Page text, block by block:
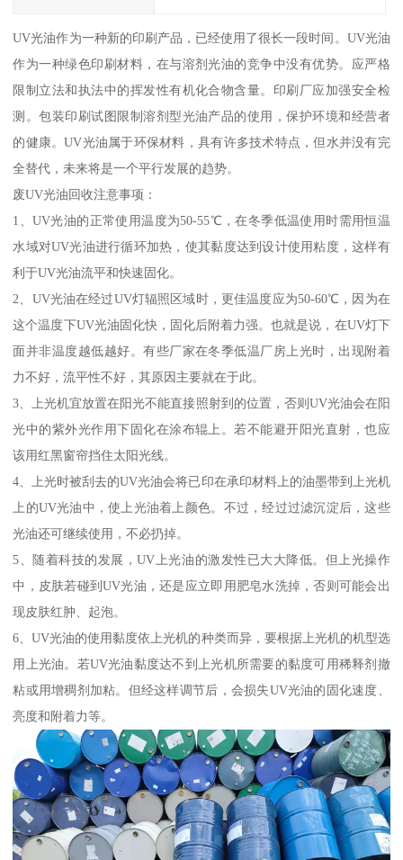
UV光油作为一种新的印刷产品，已经使用了很长一段时间。UV光油
作为一种绿色印刷材料，在与溶剂光油的竞争中没有优势。应严格
限制立法和执法中的挥发性有机化合物含量。印刷厂应加强安全检
测。包装印刷试图限制溶剂型光油产品的使用，保护环境和经营者
的健康。UV光油属于环保材料，具有许多技术特点，但水并没有完
全替代，未来将是一个平行发展的趋势。
废UV光油回收注意事项：
1、UV光油的正常使用温度为50-55℃，在冬季低温使用时需用恒温
水域对UV光油进行循环加热，使其黏度达到设计使用粘度，这样有
利于UV光油流平和快速固化。
2、UV光油在经过UV灯辐照区域时，更佳温度应为50-60℃，因为在
这个温度下UV光油固化快，固化后附着力强。也就是说，在UV灯下
面并非温度越低越好。有些厂家在冬季低温厂房上光时，出现附着
力不好，流平性不好，其原因主要就在于此。
3、上光机宜放置在阳光不能直接照射到的位置，否则UV光油会在阳
光中的紫外光作用下固化在涂布辊上。若不能避开阳光直射，也应
该用红黑窗帘挡住太阳光线。
4、上光时被刮去的UV光油会将已印在承印材料上的油墨带到上光机
上的UV光油中，使上光油着上颜色。不过，经过过滤沉淀后，这些
光油还可继续使用，不必扔掉。
5、随着科技的发展，UV上光油的激发性已大大降低。但上光操作
中，皮肤若碰到UV光油，还是应立即用肥皂水洗掉，否则可能会出
现皮肤红肿、起泡。
6、UV光油的使用黏度依上光机的种类而异，要根据上光机的机型选
用上光油。若UV光油黏度达不到上光机所需要的黏度可用稀释剂撤
粘或用增稠剂加粘。但经这样调节后，会损失UV光油的固化速度、
亮度和附着力等。